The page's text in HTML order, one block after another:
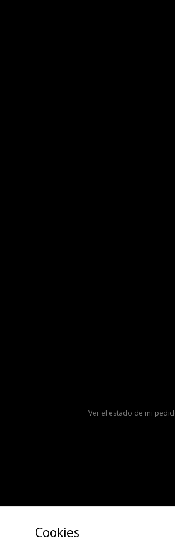
Ver el estado de mi
Cookies